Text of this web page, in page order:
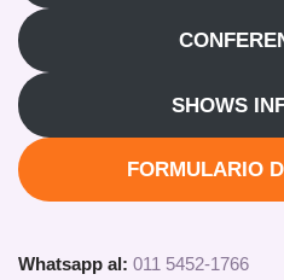
SHOWS
FORMULARIO
Whatsapp al: 011 5452-1766